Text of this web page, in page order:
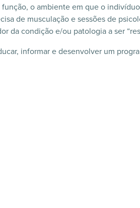
o ambiente em que o
de musculação e sessões de
da condição e/ou patologia a ser
informar e desenvolver um